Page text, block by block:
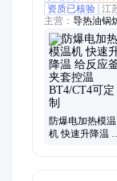
资质已核验 江
主营： 导热油锅
器、导热油加热
导热油炉、模
机、防爆油温
油锅炉、防爆电
机、高低温一体机
防爆电加热模温
机 快速升降温